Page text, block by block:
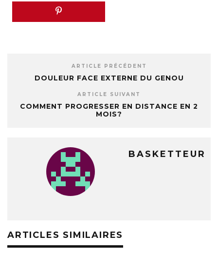
ARTICLE PRÉCÉDENT
DOULEUR FACE EXTERNE DU GENOU
ARTICLE SUIVANT
COMMENT PROGRESSER EN DISTANCE EN 2
MOIS?
BASKETTEUR
ARTICLES SIMILAIRES